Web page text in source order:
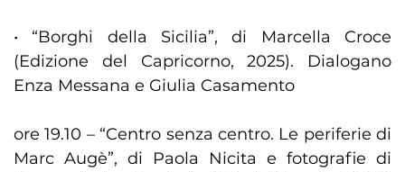
• “Borghi della Sicilia”, di Marcella Croce
(Edizione del Capricorno, 2025). Dialogano
Enza Messana e Giulia Casamento
ore 19.10 – “Centro senza centro. Le periferie di
Marc Augè”, di Paola Nicita e fotografie di